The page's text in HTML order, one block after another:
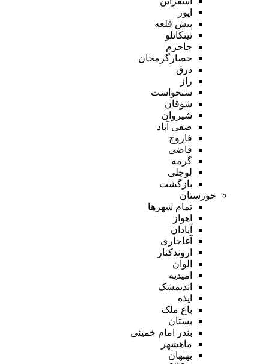
ایور
پیش قلعه
تیتکانلو
جاجرم
حصارگرمخان
درق
راز
سنخواست
شوقان
شیروان
صفی آباد
فاروج
قاضی
گرمه
لوجلی
بازگشت
خوزستان
تمام شهر‌ها
اهواز
آبادان
آغاجاری
اروندکنار
الوان
امیدیه
اندیمشک
ایذه
باغ ملک
بستان
بندر امام خمینی
ماهشهر
بهبهان